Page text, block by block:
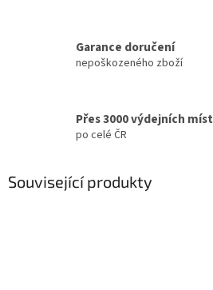
Garance doručení
nepoškozeného zboží
Přes 3000 výdejních míst
po celé ČR
Související produkty